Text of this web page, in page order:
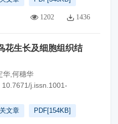
1202 1436
花生长及细胞组织结
华,何穗华
10.7671/j.issn.1001-
文章 PDF[154KB]